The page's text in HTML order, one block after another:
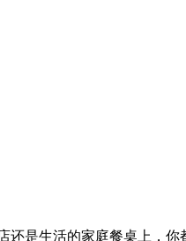
是生活的家庭餐桌上，